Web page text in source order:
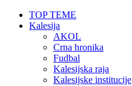
TOP TEME
Kalesija
AKOL
Crna hronika
Fudbal
Kalesijska raja
Kalesijske institucije